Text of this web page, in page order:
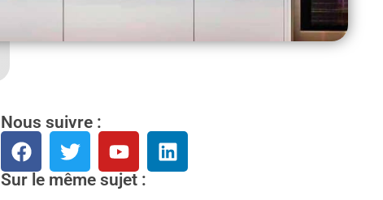
Nous suivre :
Sur le même sujet :